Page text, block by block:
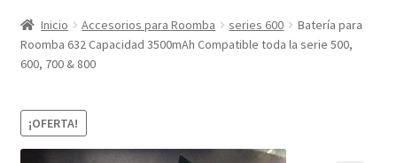
Condiciones
Contacto
ENOVA
Inicio Accesorios para Roomba series 600
Batería para
Roomba 632 Capacidad 3500mAh Compatible toda la serie 500,
600, 700 & 800
¡OFERTA!